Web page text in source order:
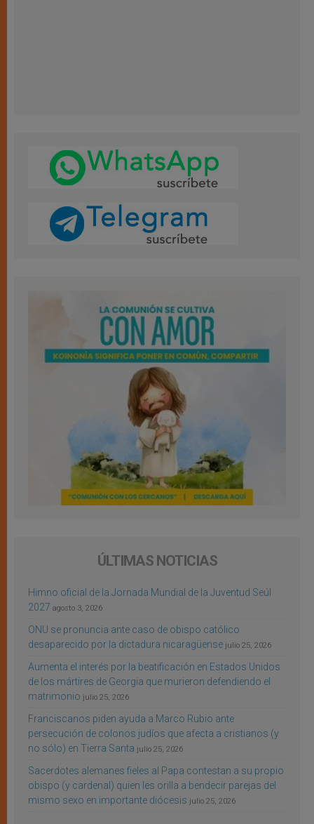
ÚLTIMAS NOTICIAS
Himno oficial de la Jornada Mundial de la Juventud Seúl
2027 agosto 3, 2026
ONU se pronuncia ante caso de obispo católico
desaparecido por la dictadura nicaragüense julio 25, 2026
Aumenta el interés por la beatificación en Estados Unidos
de los mártires de Georgia que murieron defendiendo el
matrimonio julio 25, 2026
Franciscanos piden ayuda a Marco Rubio ante
persecución de colonos judíos que afecta a cristianos (y
no sólo) en Tierra Santa julio 25, 2026
Sacerdotes alemanes fieles al Papa contestan a su propio
obispo (y cardenal) quien les orilla a bendecir parejas del
mismo sexo en importante diócesis julio 25, 2026